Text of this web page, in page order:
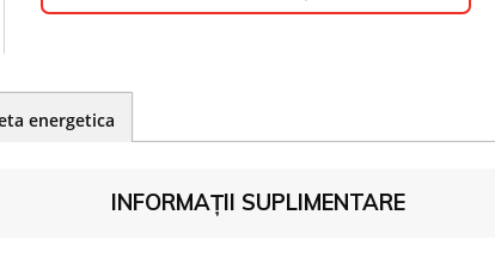
energetica
INFORMAȚII SUPLIMENTARE